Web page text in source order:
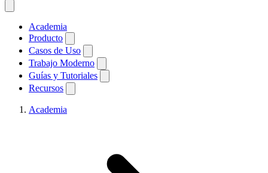
Academia
Producto
Casos de Uso
Trabajo Moderno
Guías y Tutoriales
Recursos
Academia